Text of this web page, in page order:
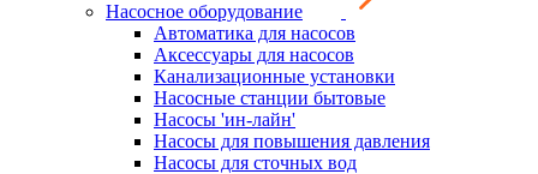
Насосное оборудование
Автоматика для насосов
Аксессуары для насосов
Канализационные установки
Насосные станции бытовые
Насосы 'ин-лайн'
Насосы для повышения давления
Насосы для сточных вод